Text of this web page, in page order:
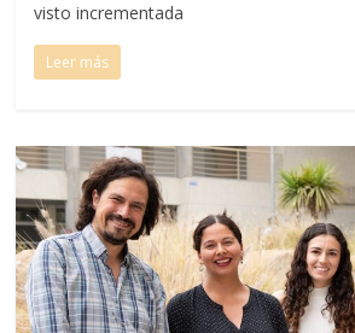
visto incrementada
Leer más